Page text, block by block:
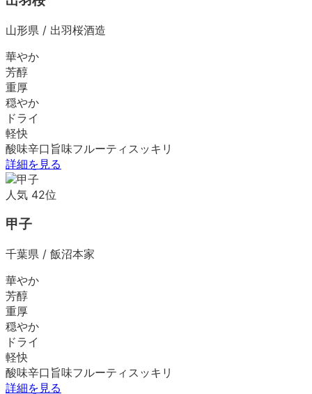
山形県 / 出羽桜酒造
華やか
芳醇
重厚
穏やか
ドライ
軽快
酸味辛口 旨味フルーティ スッキリ
詳細を見る
人気 42位
甲子
千葉県 / 飯沼本家
華やか
芳醇
重厚
穏やか
ドライ
軽快
酸味辛口 旨味フルーティ スッキリ
詳細を見る